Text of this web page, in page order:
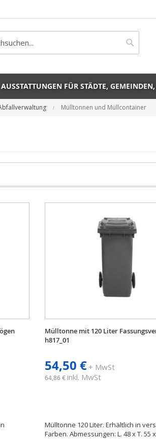
Search
AUSSTATTUNGEN FÜR STÄDTE,
Mülltonnen und Müllcontainer
Mülltonne mit 120 Liter
h817_01
54,50 €+ MwSt
64,86 € inkl. MwSt
Mülltonne 120 Liter. Erhältlich in
Farben. Abmessungen: L. 48 x T. 55